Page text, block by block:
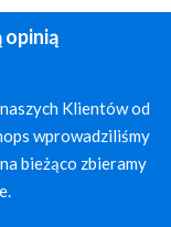
opinią
Klientów od
wprowadziliśmy
bieżąco zbieramy